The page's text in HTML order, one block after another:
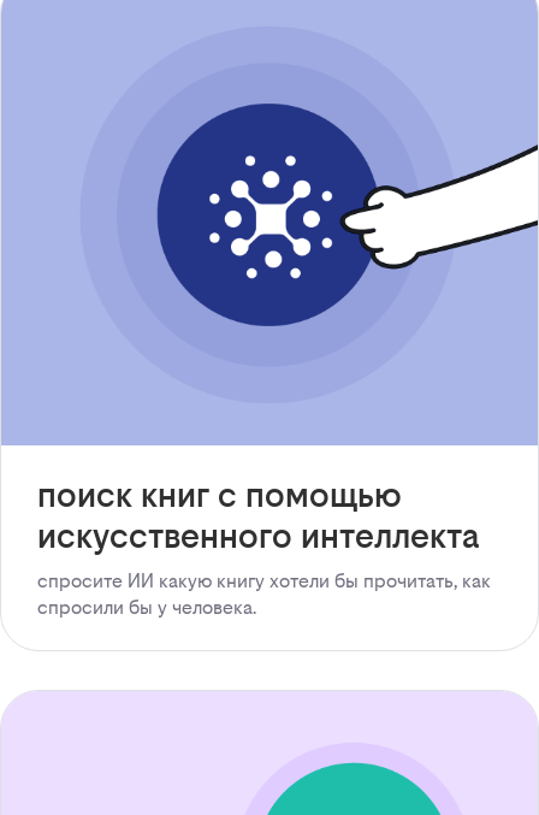
поиск книг с помощью
искусственного интеллекта
спросите ИИ какую книгу хотели бы прочитать, как
спросили бы у человека.